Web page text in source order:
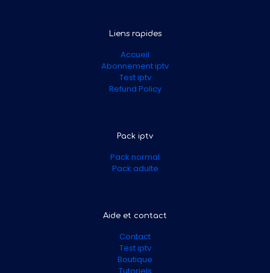
Liens rapides
Accueil
Abonnement iptv
Test iptv
Refund Policy
Pack iptv
Pack normal
Pack adulte
Aide et contact
Contact
Test iptv
Boutique